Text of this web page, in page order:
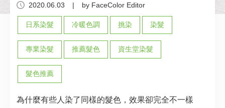
2020.06.03 | by FaceColor Editor
日系染髮 冷暖色調 挑染 染髮
專業染髮 推薦髮色 資生堂染髮
髮色推薦
為什麼有些人染了同樣的髮色，效果卻完全不一樣